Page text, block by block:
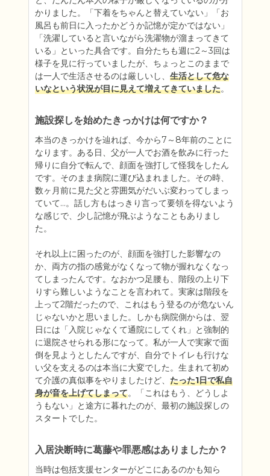
かりました。「下着をちゃんと替えていない」「お
風呂も前日に入ったかどうか記憶が定かではない」
「洗濯していると言いながら洗濯物が溜まってきて
いる」といった具合です。自分たちも週に2～3回は
様子を見に行っていましたが、ちょっとこのままで
は一人で生活させるのは厳しいし、 生活として危な
いなという状況が目に見えて増えてきていました。
施設探しを始めたきっかけは何ですか？
本当のきっかけを辿れば、今から7～8年前のことに
なります。ある日、父が一人でお酒を飲みに行った
帰りに自分で転んで、顔面を強打して怪我をしたん
です。そのまま病院に運び込まれました。その時、
数ヶ月前に見た父と雰囲気がだいぶ変わってしまっ
ていて…。話し方もはっきり言って要領を得ないよう
な感じで、少し記憶が飛ぶようなこともありまし
た。
それ以上に困ったのが、顔面を強打した影響なの
か、両方の指の感覚がなくなって物が握れなくなっ
てしまったんです。なおかつ足腰も、階段の上り下
りすら難しいようなことを言われて。実家は階段を
上って2階だったので、これはもう登るのが危ないん
じゃないかと思いました。しかも病院側からは、翌
日には「入院じゃなくて通院にしてくれ」と強制的
に退院させられる形になって。私が一人で実家で面
倒を見ようとしたんですが、自分でトイレも行けな
い父を支えるのは本当に大変でした。生まれて初め
て介護の真似事をやりましたけど、 たった1日で私自
身が音を上げてしまって。「これはもう、どうしよ
うもない」と途方に暮れたのが、最初の施設探しの
スタートでした。
入居決断時に葛藤や罪悪感はありましたか？
当時は包括支援センターがどこにあるのかも知ら